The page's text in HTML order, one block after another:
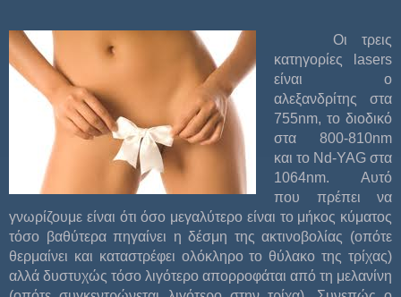
Οι τρεις
κατηγορίες lasers
είναι ο
αλεξανδρίτης στα
755nm, το διοδικό
στα 800-810nm
και το Nd-YAG στα
1064nm. Αυτό
που πρέπει να
γνωρίζουμε είναι ότι όσο μεγαλύτερο είναι το μήκος κύματος
τόσο βαθύτερα πηγαίνει η δέσμη της ακτινοβολίας (οπότε
θερμαίνει και καταστρέφει ολόκληρο το θύλακο της τρίχας)
αλλά δυστυχώς τόσο λιγότερο απορροφάται από τη μελανίνη